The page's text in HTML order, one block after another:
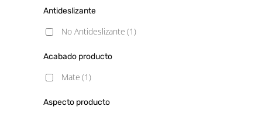
Antideslizante
No Antideslizante (1)
Acabado producto
Mate (1)
Aspecto producto